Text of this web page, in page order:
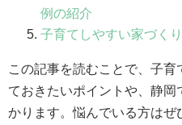
例の紹介
子育てしやすい家づく
この記事を読むことで、子育
ておきたいポイントや、静
かります。悩んでいる方はぜ